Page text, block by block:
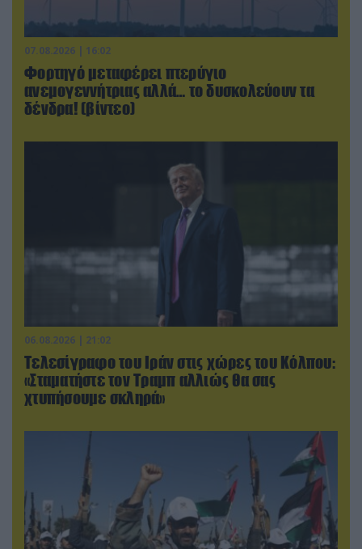
07.08.2026 | 16:02
Φορτηγό μεταφέρει πτερύγιο
ανεμογεννήτριας αλλά… το δυσκολεύουν τα
δένδρα! (βίντεο)
06.08.2026 | 21:02
Τελεσίγραφο του Ιράν στις χώρες του Κόλπου:
«Σταματήστε τον Τραμπ αλλιώς θα σας
χτυπήσουμε σκληρά»